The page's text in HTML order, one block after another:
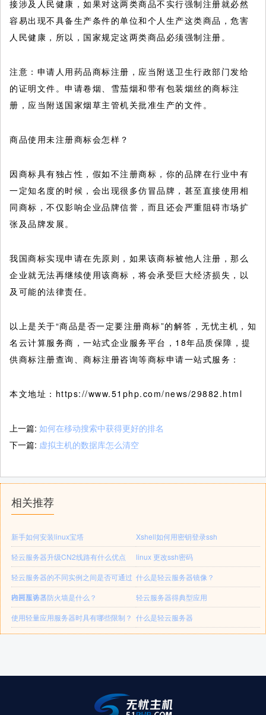
接涉及人民健康，如果对这两类商品不实行强制注册就必然
容易出现不具备生产条件的单位和个人生产这类商品，危害
人民健康，所以，国家规定这两类商品必须强制注册。
注意：申请人用药品商标注册，应当附送卫生行政部门发给
的证明文件。申请卷烟、雪茄烟和带有包装烟丝的商标注
册，应当附送国家烟草主管机关批准生产的文件。
商品使用未注册商标会怎样？
因商标具有独占性，假如不注册商标，你的品牌在行业中有
一定知名度的时候，会出现很多仿冒品牌，甚至直接使用相
同商标，不仅影响企业品牌信誉，而且还会严重阻碍市场扩
张及品牌发展。
我国商标实现申请在先原则，如果该商标被他人注册，那么
企业就无法再继续使用该商标，将会承受巨大经济损失，以
及可能的法律责任。
以上是关于“商品是否一定要注册商标”的解答，无忧主机，知
名云计算服务商，一站式企业服务平台，18年品质保障，提
供商标注册查询、商标注册咨询等商标申请一站式服务：
本文地址：https://www.51php.com/news/29882.html
上一篇: 如何在移动搜索中获得更好的排名
下一篇: 虚拟主机的数据库怎么清空
相关推荐
新手如何安装linux宝塔
Xshell如何用密钥登录ssh
轻云服务器升级CN2线路有什么优点
linux 更改ssh密码
轻云服务器的不同实例之间是否可通过
内网互访？
什么是轻云服务器镜像？
轻云服务器防火墙是什么？
轻云服务器得典型应用
使用轻量应用服务器时具有哪些限制？ 什么是轻云服务器